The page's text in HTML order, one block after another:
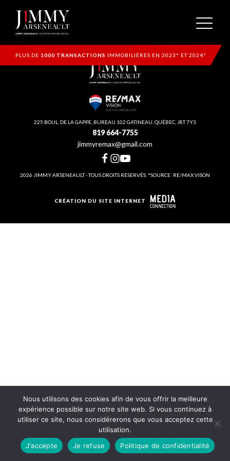
PLUS DE 1000 TRANSACTIONS IMMOBILIÈRES EN 2023* ET 2024*
225 BOUL. DE LA GAPPE, BUREAU 102 GATINEAU, QUÉBEC, J8T 7Y3
819 664-7755
jimmyremax@gmail.com
2026 JIMMY ARSENEAULT - TOUS DROITS RÉSERVÉS. *SOURCE: RE/MAX VISON
CRÉATION DU SITE INTERNET
Nous utilisons des cookies afin de vous offrir la meilleure
expérience possible sur notre site web. Si vous continuez à
utiliser ce site, nous considérerons que vous acceptez cette
utilisation.
J'accepte
Je refuse Politique de confidentialité